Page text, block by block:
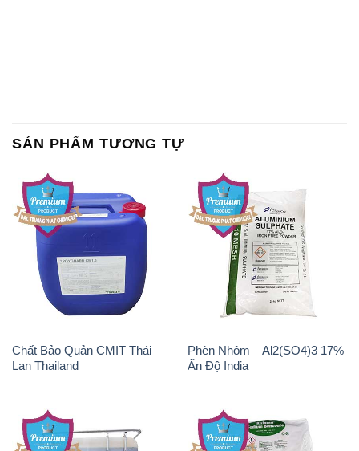
SẢN PHẨM TƯƠNG TỰ
Chất Bảo Quản CMIT Thái
Lan Thailand
Phèn Nhôm – Al2(SO4)3 17%
Ấn Độ India